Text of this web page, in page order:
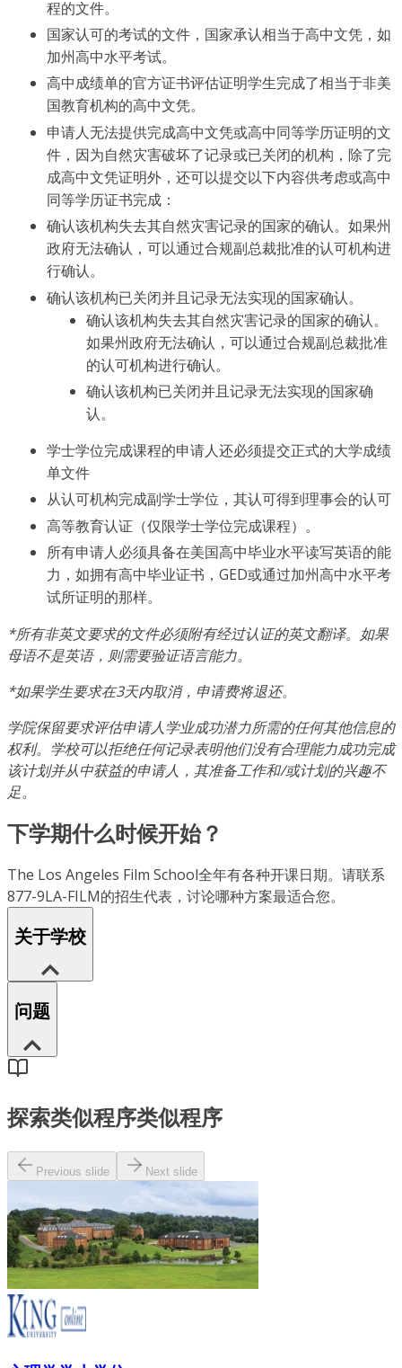
程的文件。
国家认可的考试的文件，国家承认相当于高中文凭，如
加州高中水平考试。
高中成绩单的官方证书评估证明学生完成了相当于非美
国教育机构的高中文凭。
申请人无法提供完成高中文凭或高中同等学历证明的文
件，因为自然灾害破坏了记录或已关闭的机构，除了完
成高中文凭证明外，还可以提交以下内容供考虑或高中
同等学历证书完成：
确认该机构失去其自然灾害记录的国家的确认。如果州
政府无法确认，可以通过合规副总裁批准的认可机构进
行确认。
确认该机构已关闭并且记录无法实现的国家确认。
确认该机构失去其自然灾害记录的国家的确认。
如果州政府无法确认，可以通过合规副总裁批准
的认可机构进行确认。
确认该机构已关闭并且记录无法实现的国家确
认。
学士学位完成课程的申请人还必须提交正式的大学成绩
单文件
从认可机构完成副学士学位，其认可得到理事会的认可
高等教育认证（仅限学士学位完成课程）。
所有申请人必须具备在美国高中毕业水平读写英语的能
力，如拥有高中毕业证书，GED或通过加州高中水平考
试所证明的那样。
*所有非英文要求的文件必须附有经过认证的英文翻译。如果
母语不是英语，则需要验证语言能力。
*如果学生要求在3天内取消，申请费将退还。
学院保留要求评估申请人学业成功潜力所需的任何其他信息的
权利。学校可以拒绝任何记录表明他们没有合理能力成功完成
该计划并从中获益的申请人，其准备工作和/或计划的兴趣不
足。
下学期什么时候开始？
The Los Angeles Film School全年有各种开课日期。请联系
877-9LA-FILM的招生代表，讨论哪种方案最适合您。
关于学校
问题
探索类似程序类似程序
Previous slide Next slide